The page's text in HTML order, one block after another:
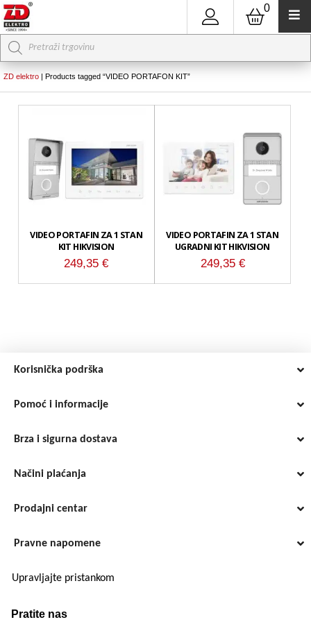
0
Products
search
ZD elektro | Products tagged “VIDEO PORTAFON KIT”
VIDEO PORTAFIN ZA 1 STAN
KIT HIKVISION
249,35€
VIDEO PORTAFIN ZA 1 STAN
UGRADNI KIT HIKVISION
249,35 €
Korisnička podrška
Pomoć i informacije
Brza i sigurna dostava
Načini plaćanja
Prodajni centar
Pravne napomene
Upravljajte pristankom
Pratite nas